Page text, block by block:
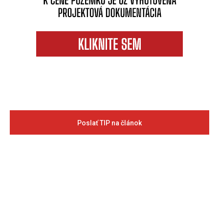
Poslať TIP na článok